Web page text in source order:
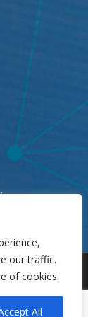
our traffic.
of cookies.
All
| Design